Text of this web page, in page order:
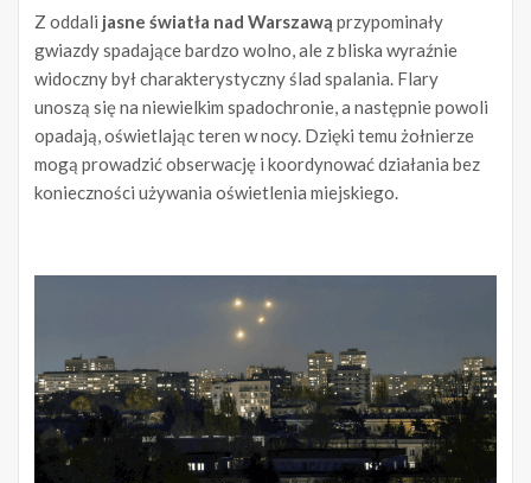
Z oddali jasne światła nad Warszawą przypominały
gwiazdy spadające bardzo wolno, ale z bliska wyraźnie
widoczny był charakterystyczny ślad spalania. Flary
unoszą się na niewielkim spadochronie, a następnie powoli
opadają, oświetlając teren w nocy. Dzięki temu żołnierze
mogą prowadzić obserwację i koordynować działania bez
konieczności używania oświetlenia miejskiego.